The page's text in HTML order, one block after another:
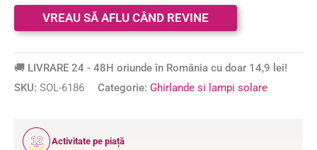
🚚 LIVRARE 24 - 48H oriunde în România cu doar 14,9 lei!
SKU: SOL-6186 Categorie: Ghirlande si lampi solare
12
ANI
Activitate pe piață